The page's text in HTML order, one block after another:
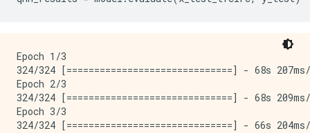
Epoch 1/3
324/324 [==============================] -
Epoch 2/3
324/324 [==============================] -
Epoch 3/3
324/324 [==============================] -